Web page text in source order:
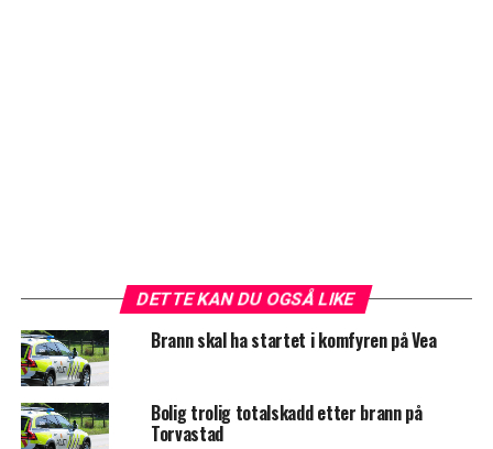
DETTE KAN DU OGSÅ LIKE
Brann skal ha startet i komfyren på Vea
Bolig trolig totalskadd etter brann på
Torvastad